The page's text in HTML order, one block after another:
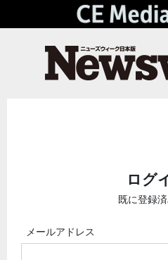
ログ
既に登録
メールアドレス